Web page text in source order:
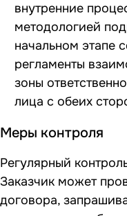
внутренние
методологией
начальном этапе
регламенты
зоны
лица с обеих
Меры контроля
Регулярный
Заказчик может
договора,